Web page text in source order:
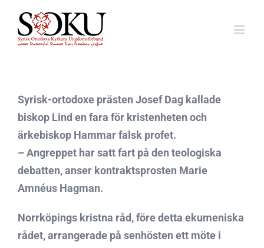
innehållet
Syrisk-ortodoxe prästen Josef Dag kallade
biskop Lind en fara för kristenheten och
ärkebiskop Hammar falsk profet.
– Angreppet har satt fart på den teologiska
debatten, anser kontraktsprosten Marie
Amnéus Hagman.
Norrköpings kristna råd, före detta ekumeniska
rådet, arrangerade på senhösten ett möte i